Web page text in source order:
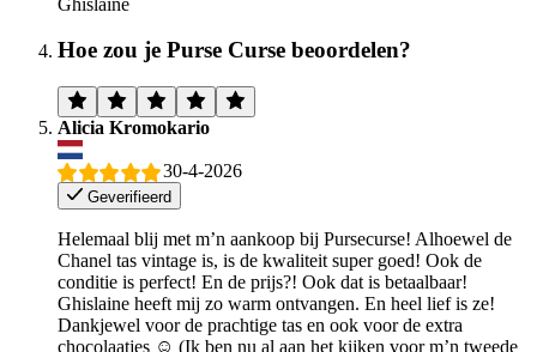
Hoe zou je Purse Curse beoordelen?
Alicia Kromokario
30-4-2026
Geverifieerd
Helemaal blij met m’n aankoop bij Pursecurse! Alhoewel de
Chanel tas vintage is, is de kwaliteit super goed! Ook de
conditie is perfect! En de prijs?! Ook dat is betaalbaar!
Ghislaine heeft mij zo warm ontvangen. En heel lief is ze!
Dankjewel voor de prachtige tas en ook voor de extra
chocolaatjes ☺️ (Ik ben nu al aan het kijken voor m’n tweede